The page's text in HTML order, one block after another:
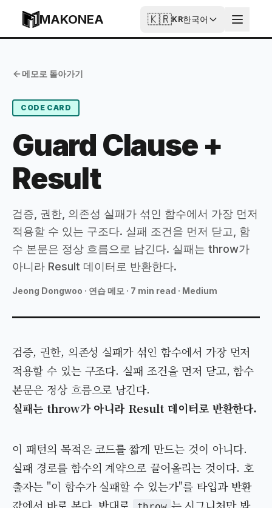
MAKONEA 🇰🇷KR한국어
Guard Clause + Result
Published2026-06-28T19:09:24.902Z
Updated2026-06-28T19:09:24.902Z
메모로 돌아가기
CODE CARD
Guard Clause +
Result
검증, 권한, 의존성 실패가 섞인 함수에서 가장 먼저
적용할 수 있는 구조다. 실패 조건을 먼저 닫고, 함
수 본문은 정상 흐름으로 남긴다. 실패는 throw가
아니라 Result 데이터로 반환한다.
Jeong Dongwoo
MAKONEA · 연습 메모 · 7 min read · Medium
검증, 권한, 의존성 실패가 섞인 함수에서 가장 먼저
적용할 수 있는 구조다. 실패 조건을 먼저 닫고, 함수
본문은 정상 흐름으로 남긴다.
실패는 throw가 아니라 Result 데이터로 반환한다.
이 패턴의 목적은 코드를 짧게 만드는 것이 아니다.
실패 경로를 함수의 계약으로 끌어올리는 것이다. 호
출자는 "이 함수가 실패할 수 있는가"를 타입과 반환